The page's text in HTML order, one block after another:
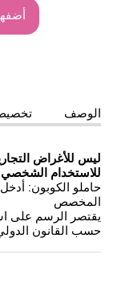
الوصف
ليس للأغراض
للاستخدام الشخصي
حاملو الكوبون:
المخصص
يقتصر الرسم على
حسب القانون